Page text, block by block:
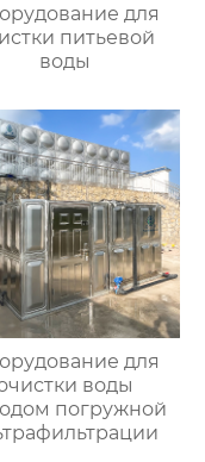
для
питьевой
воды
для
воды
погружной